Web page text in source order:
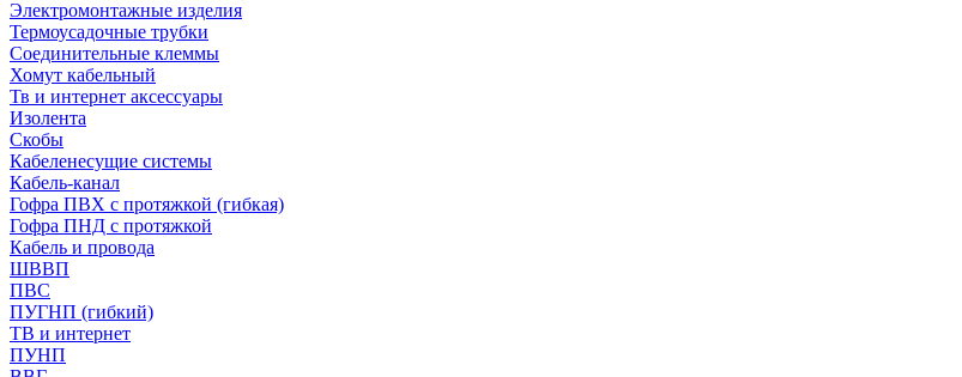
Электромонтажные изделия
Термоусадочные трубки
Соединительные клеммы
Хомут кабельный
Тв и интернет аксессуары
Изолента
Скобы
Кабеленесущие системы
Кабель-канал
Гофра ПВХ с протяжкой (гибкая)
Гофра ПНД с протяжкой
Кабель и провода
ШВВП
ПВС
ПУГНП (гибкий)
ТВ и интернет
ПУНП